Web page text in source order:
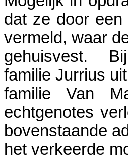
dat ze door
vermeld, waar
gehuisvest.
familie Jurrius
familie Van
echtgenotes
bovenstaande
het verkeerde